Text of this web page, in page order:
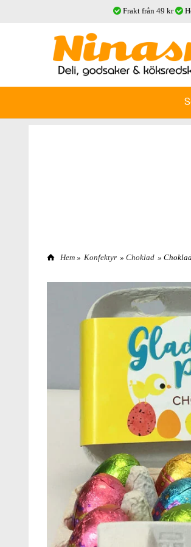
Frakt från 49 kr
Hem » Konfektyr » Choklad »